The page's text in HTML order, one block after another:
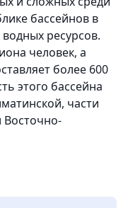
бассейнов в
ресурсов.
человек, а
более 600
этого бассейна
части